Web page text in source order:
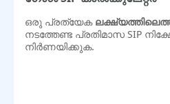
ഒരു പ്രത്യേക
നടത്തേണ്ട പ്രതിമാസ SIP
നിർണയിക്കുക.